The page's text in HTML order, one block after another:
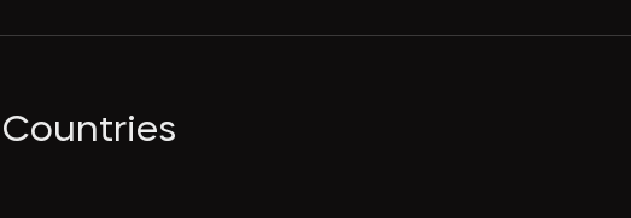
Countries